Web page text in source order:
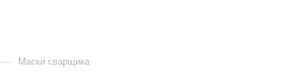
— Маски сварщика